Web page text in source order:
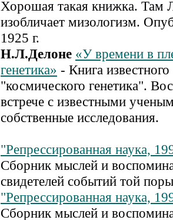
Хорошая такая книжка. Там
изобличает мизологизм.
1925 г.
Н.Л.Делоне «У времени в
генетика» - Книга известного
"космического генетика".
встрече с известными
собственные исследования.
"Репрессированная наука,
Сборник мыслей и
свидетелей событий той
"Репрессированная наука,
Сборник мыслей и